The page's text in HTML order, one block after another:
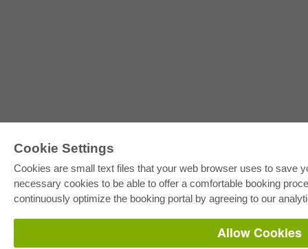
Cookie Settings
Cookies are small text files that your web browser uses to save
necessary cookies to be able to offer a comfortable booking
continuously optimize the booking portal by agreeing to our
Allow Cookies